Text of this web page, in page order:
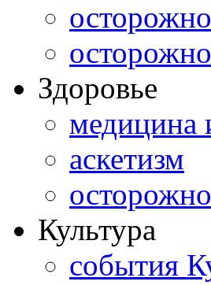
Здоровье
медицина
аскетизм
Культура
события